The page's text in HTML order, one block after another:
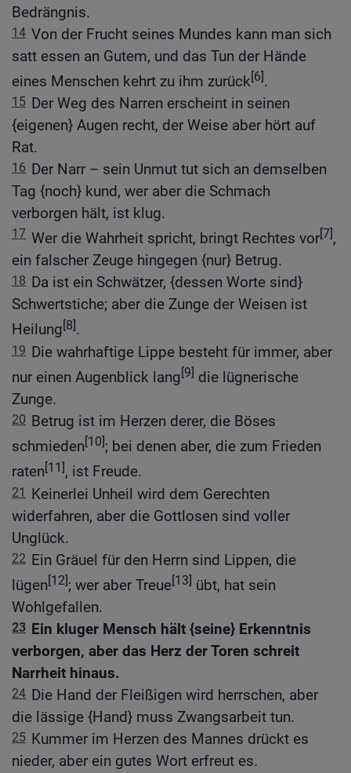
Bedrängnis.
14 Von der Frucht seines Mundes kann man sich
satt essen an Gutem, und das Tun der Hände
eines Menschen kehrt zu ihm zurück[6].
15 Der Weg des Narren erscheint in seinen
{eigenen} Augen recht, der Weise aber hört auf
Rat.
16 Der Narr – sein Unmut tut sich an demselben
Tag {noch} kund, wer aber die Schmach
verborgen hält, ist klug.
17 Wer die Wahrheit spricht, bringt Rechtes vor[7],
ein falscher Zeuge hingegen {nur} Betrug.
18 Da ist ein Schwätzer, {dessen Worte sind}
Schwertstiche; aber die Zunge der Weisen ist
Heilung[8].
19 Die wahrhaftige Lippe besteht für immer, aber
nur einen Augenblick lang[9] die lügnerische
Zunge.
20 Betrug ist im Herzen derer, die Böses
schmieden[10]; bei denen aber, die zum Frieden
raten[11], ist Freude.
21 Keinerlei Unheil wird dem Gerechten
widerfahren, aber die Gottlosen sind voller
Unglück.
22 Ein Gräuel für den Herrn sind Lippen, die
lügen[12]; wer aber Treue[13] übt, hat sein
Wohlgefallen.
23 Ein kluger Mensch hält {seine} Erkenntnis
verborgen, aber das Herz der Toren schreit
Narrheit hinaus.
24 Die Hand der Fleißigen wird herrschen, aber
die lässige {Hand} muss Zwangsarbeit tun.
25 Kummer im Herzen des Mannes drückt es
nieder, aber ein gutes Wort erfreut es.